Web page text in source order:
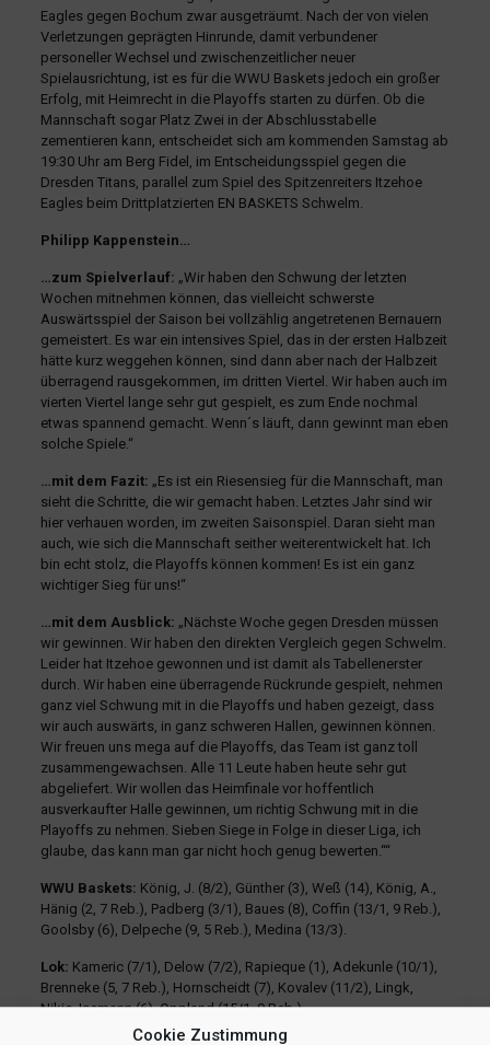
Cookie Zustimmung
Eagles gegen Bochum zwar ausgeträumt. Nach der von vielen
Verletzungen geprägten Hinrunde, damit verbundener
personeller Wechsel und zwischenzeitlicher neuer
Spielausrichtung, ist es für die WWU Baskets jedoch ein großer
Erfolg, mit Heimrecht in die Playoffs starten zu dürfen. Ob die
Mannschaft sogar Platz Zwei in der Abschlusstabelle
zementieren kann, entscheidet sich am kommenden Samstag ab
19:30 Uhr am Berg Fidel, im Entscheidungsspiel gegen die
Dresden Titans, parallel zum Spiel des Spitzenreiters Itzehoe
Eagles beim Drittplatzierten EN BASKETS Schwelm.
Philipp Kappenstein…
…zum Spielverlauf: „Wir haben den Schwung der letzten
Wochen mitnehmen können, das vielleicht schwerste
Auswärtsspiel der Saison bei vollzählig angetretenen Bernauern
gemeistert. Es war ein intensives Spiel, das in der ersten Halbzeit
hätte kurz weggehen können, sind dann aber nach der Halbzeit
überragend rausgekommen, im dritten Viertel. Wir haben auch im
vierten Viertel lange sehr gut gespielt, es zum Ende nochmal
etwas spannend gemacht. Wenn´s läuft, dann gewinnt man eben
solche Spiele.“
…mit dem Fazit: „Es ist ein Riesensieg für die Mannschaft, man
sieht die Schritte, die wir gemacht haben. Letztes Jahr sind wir
hier verhauen worden, im zweiten Saisonspiel. Daran sieht man
auch, wie sich die Mannschaft seither weiterentwickelt hat. Ich
bin echt stolz, die Playoffs können kommen! Es ist ein ganz
wichtiger Sieg für uns!“
…mit dem Ausblick: „Nächste Woche gegen Dresden müssen
wir gewinnen. Wir haben den direkten Vergleich gegen Schwelm.
Leider hat Itzehoe gewonnen und ist damit als Tabellenerster
durch. Wir haben eine überragende Rückrunde gespielt, nehmen
ganz viel Schwung mit in die Playoffs und haben gezeigt, dass
wir auch auswärts, in ganz schweren Hallen, gewinnen können.
Wir freuen uns mega auf die Playoffs, das Team ist ganz toll
zusammengewachsen. Alle 11 Leute haben heute sehr gut
abgeliefert. Wir wollen das Heimfinale vor hoffentlich
ausverkaufter Halle gewinnen, um richtig Schwung mit in die
Playoffs zu nehmen. Sieben Siege in Folge in dieser Liga, ich
glaube, das kann man gar nicht hoch genug bewerten.““
WWU Baskets: König, J. (8/2), Günther (3), Weß (14), König, A.,
Hänig (2, 7 Reb.), Padberg (3/1), Baues (8), Coffin (13/1, 9 Reb.),
Goolsby (6), Delpeche (9, 5 Reb.), Medina (13/3).
Lok: Kameric (7/1), Delow (7/2), Rapieque (1), Adekunle (10/1),
Brenneke (5, 7 Reb.), Hornscheidt (7), Kovalev (11/2), Lingk,
Nikic, Isemann (6), Oppland (15/1, 9 Reb.).